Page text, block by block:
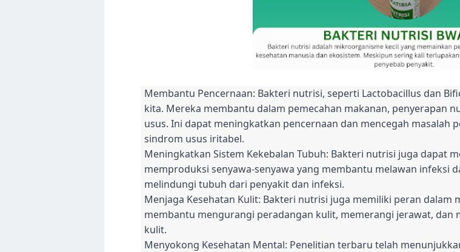
Membantu Pencernaan: Bakteri nutrisi, seperti Lactobacillus dan
kita. Mereka membantu dalam pemecahan makanan, penyerapan
usus. Ini dapat meningkatkan pencernaan dan mencegah masalah
sindrom usus iritabel.
Meningkatkan Sistem Kekebalan Tubuh: Bakteri nutrisi juga dapat
memproduksi senyawa-senyawa yang membantu melawan infeksi
melindungi tubuh dari penyakit dan infeksi.
Menjaga Kesehatan Kulit: Bakteri nutrisi juga memiliki peran dalam
membantu mengurangi peradangan kulit, memerangi jerawat, dan
kulit.
Menyokong Kesehatan Mental: Penelitian terbaru telah